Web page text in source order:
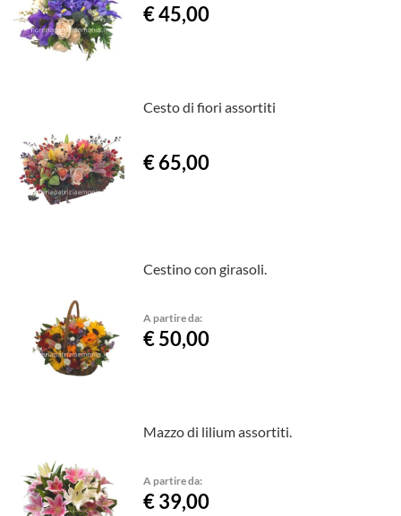
€ 45,00
Cesto di fiori assortiti
€ 65,00
Cestino con girasoli.
A partire da:
€ 50,00
Mazzo di lilium assortiti.
A partire da:
€ 39,00